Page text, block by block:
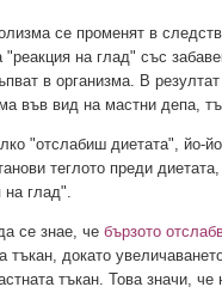
се променят в
на глад" със
в организма. В
във вид на мастни депа,
"отслабиш диетата", йо-
теглото преди
на глад".
се знае, че бързото
тъкан, докато
тъкан. Това значи,